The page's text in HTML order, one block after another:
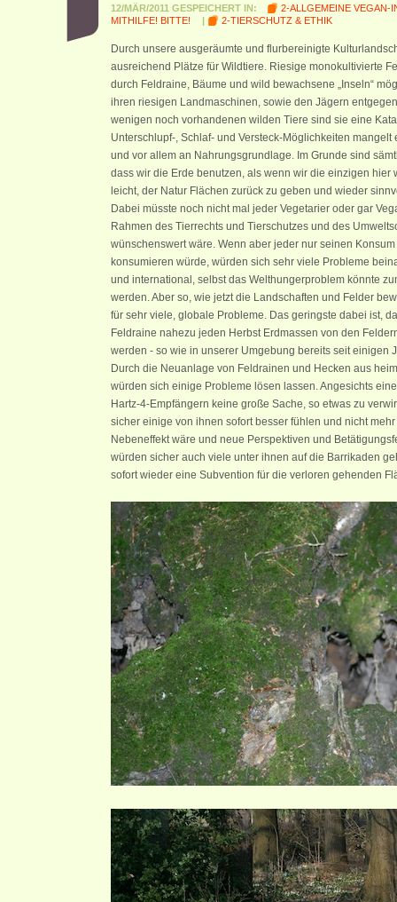
12/MÄR/2011 GESPEICHERT IN:
2-ALLGEMEINE VEGAN-
MITHILFE! BITTE!
| 2-TIERSCHUTZ & ETHIK
Durch unsere ausgeräumte und flurbereinigte
ausreichend Plätze für Wildtiere. Riesige monokultivierte
durch Feldraine, Bäume und wild bewachsene „Inseln“
ihren riesigen Landmaschinen, sowie den Jägern
wenigen noch vorhandenen wilden Tiere sind sie eine
Unterschlupf-, Schlaf- und Versteck-Möglichkeiten
und vor allem an Nahrungsgrundlage. Im Grunde sind
dass wir die Erde benutzen, als wenn wir die einzigen hier
leicht, der Natur Flächen zurück zu geben und wieder
Dabei müsste noch nicht mal jeder Vegetarier oder gar
Rahmen des Tierrechts und Tierschutzes und des
wünschenswert wäre. Wenn aber jeder nur seinen
konsumieren würde, würden sich sehr viele Probleme
und international, selbst das Welthungerproblem könnte
werden. Aber so, wie jetzt die Landschaften und Felder
für sehr viele, globale Probleme. Das geringste dabei ist,
Feldraine nahezu jeden Herbst Erdmassen von den
werden - so wie in unserer Umgebung bereits seit einigen
Durch die Neuanlage von Feldrainen und Hecken aus
würden sich einige Probleme lösen lassen. Angesichts
Hartz-4-Empfängern keine große Sache, so etwas zu
sicher einige von ihnen sofort besser fühlen und nicht
Nebeneffekt wäre und neue Perspektiven und
würden sicher auch viele unter ihnen auf die Barrikaden
sofort wieder eine Subvention für die verloren gehenden